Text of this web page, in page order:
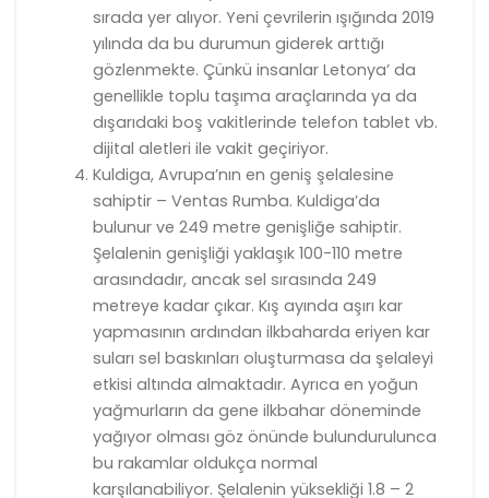
sırada yer alıyor. Yeni çevrilerin ışığında 2019
yılında da bu durumun giderek arttığı
gözlenmekte. Çünkü insanlar Letonya’ da
genellikle toplu taşıma araçlarında ya da
dışarıdaki boş vakitlerinde telefon tablet vb.
dijital aletleri ile vakit geçiriyor.
Kuldiga, Avrupa’nın en geniş şelalesine
sahiptir – Ventas Rumba. Kuldiga’da
bulunur ve 249 metre genişliğe sahiptir.
Şelalenin genişliği yaklaşık 100-110 metre
arasındadır, ancak sel sırasında 249
metreye kadar çıkar. Kış ayında aşırı kar
yapmasının ardından ilkbaharda eriyen kar
suları sel baskınları oluşturmasa da şelaleyi
etkisi altında almaktadır. Ayrıca en yoğun
yağmurların da gene ilkbahar döneminde
yağıyor olması göz önünde bulundurulunca
bu rakamlar oldukça normal
karşılanabiliyor. Şelalenin yüksekliği 1.8 – 2